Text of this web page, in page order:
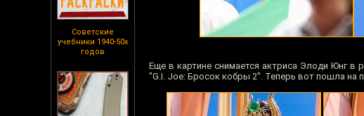
Советские
учебники 1940-50х
годов
Еще в картине снимается актриса Элоди Юнг
"G.I. Joe: Бросок кобры 2". Теперь вот пошла на